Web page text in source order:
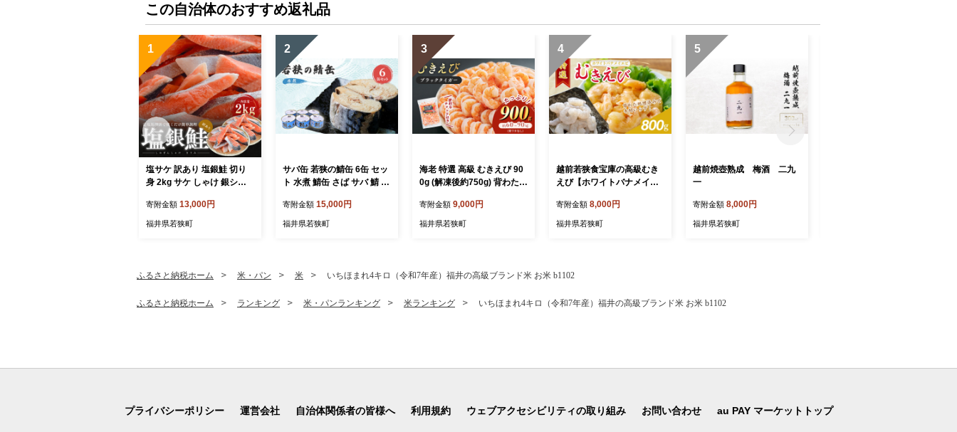
この自治体のおすすめ返礼品
1
塩サケ 訳あり 塩銀鮭 切り
身 2kg サケ しゃけ 銀シャ
魚
寄附金額 13,000円
福井県若狭町
2
サバ缶 若狭の鯖缶 6缶 セッ
ト 水煮 鯖缶 さば サバ 鯖 缶
井 若狭町 福井県若狭町
寄附金額 15,000円
福井県若狭町
3
海老 特選 高級 むきえび 90
0g (解凍後約750g) 背わたな
寄附金額 9,000円
福井県若狭町
4
越前若狭食宝庫の高級むき
えび【ホワイトバナメイエ
海老
寄附金額 8,000円
福井県若狭町
5
越前焼壺熟成 梅酒 二九
一
寄附金額 8,000円
福井県若狭町
ふるさと納税ホーム 米・パン 米 いちほまれ4キロ（令和7年産）福井の高級ブランド米 お米 b1102
ふるさと納税ホーム ランキング 米・パンランキング 米ランキング いちほまれ4キロ（令和7年産）福井の高級ブランド米 お米 b1102
プライバシーポリシー 運営会社 自治体関係者の皆様へ 利用規約 ウェブアクセシビリティの取り組み お問い合わせ au PAY マーケットトップ